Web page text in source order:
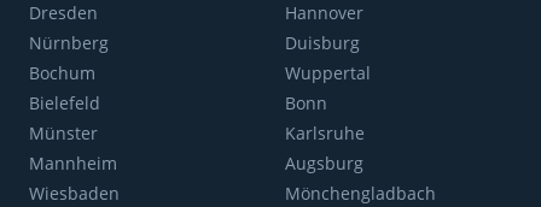
Dresden
Hannover
Nürnberg
Duisburg
Bochum
Wuppertal
Bielefeld
Bonn
Münster
Karlsruhe
Mannheim
Augsburg
Wiesbaden
Mönchengladbach